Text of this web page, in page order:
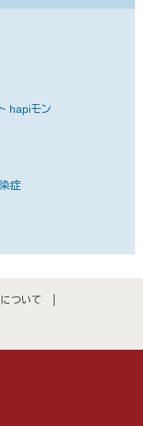
hapiモン
症
ついて